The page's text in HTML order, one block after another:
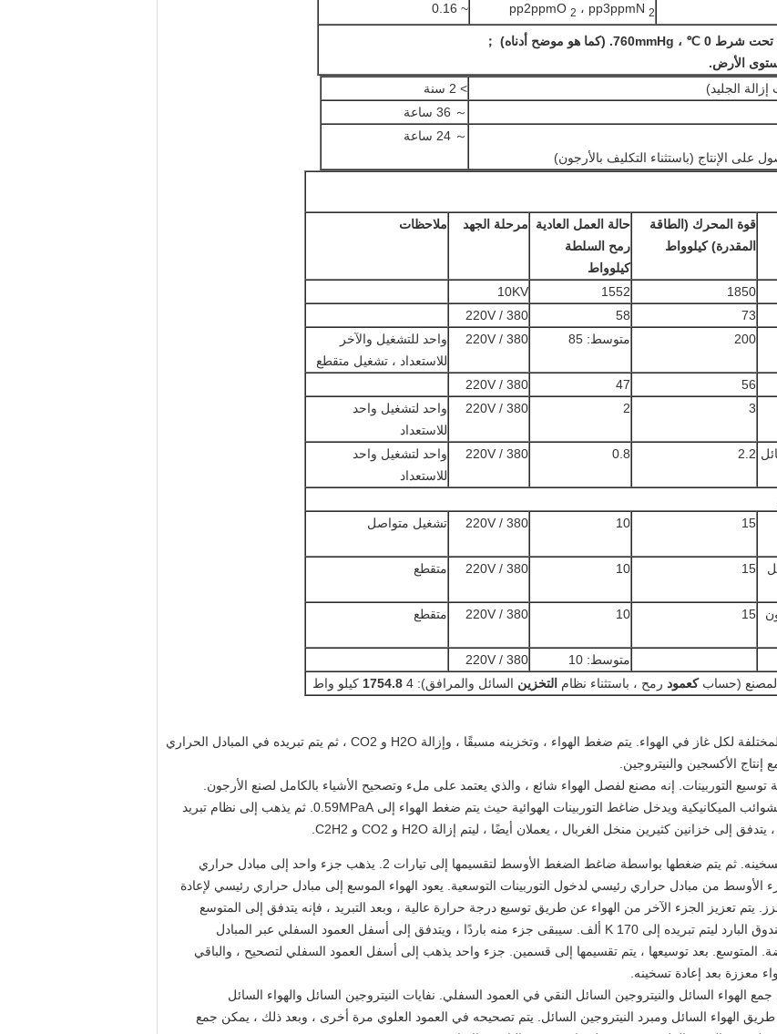
pp2ppmO 2 ، pp3ppmN 2
~ 0.16
الأرض.
> 2 سنة
～ 36 ساعة
على الإنتاج (باستثناء التكليف بالأرجون)
～ 24 ساعة
قوة المحرك (الطاقة
المقدرة) كيلوواط
حالة العمل العادية
رمح السلطة
كيلوواط
مرحلة الجهد ملاحظات
1850
1552
10KV
73
58
380 / 220V
200 متوسط: 85 380 / 220V
واحد للتشغيل والآخر
للاستعداد ، تشغيل متقطع
56
47
380 / 220V
3
2
380 / 220V
واحد لتشغيل واحد
للاستعداد
2.2
0.8
380 / 220V
واحد لتشغيل واحد
للاستعداد
15
10
380 / 220V تشغيل متواصل
15
10
380 / 220V متقطع
15
10
380 / 220V متقطع
متوسط: 10
380 / 220V
(حسابكعمود رمح ، باستثناء نظام التخزين السائل والمرافق): 4 1754.8 كيلو واط
يعتمد مبدأ تصميم هذا المصنع على نقطة الغليان المختلفة لكل غاز في الهواء. يتم ضغط الهواء ، وتخزينه مسبقًا ، وإزالة H2O و CO2 ، ثم يتم تبريده في المبادل الحراري
الأكسجين والنيتروجين.
يذهب الهواء الخام إلى فلتر الهواء لإزالة الغبار والشوائب الميكانيكية ويدخل ضاغط التوربينات الهوائية حيث يتم ضغط الهواء إلى 0.59MPaA. ثم يذهب إلى نظام تبريد
بعد التنقية ، يمتزج الهواء مع توسيع الهواء المعاد تسخينه. ثم يتم ضغطها بواسطة ضاغط الضغط الأوسط لتقسيمها إلى تيارات 2. يذهب جزء واحد إلى مبادل حراري
، ويمتص من الجزء الأوسط من مبادل حراري رئيسي لدخول التوربينات التوسعية. يعود الهواء الموسع إلى مبادل حراري رئيسي لإعادة
يتم تعزيز الجزء الآخر من الهواء عن طريق توسيع درجة حرارة عالية ، وبعد التبريد ، فإنه يتدفق إلى المتوسع
تعزيز درجة الحرارة المنخفضة. ثم يذهب إلى الصندوق البارد ليتم تبريده إلى K 170 ألف. سيبقى جزء منه باردًا ، ويتدفق إلى أسفل العمود السفلي عبر المبادل
المتوسع. بعد توسيعها ، يتم تقسيمها إلى قسمين. جزء واحد يذهب إلى أسفل العمود السفلي لتصحيح ، والباقي
معززة بعد إعادة تسخينه.
الهواء السائل والنيتروجين السائل النقي في العمود السفلي. نفايات النيتروجين السائل والهواء السائل
طريق الهواء السائل ومبرد النيتروجين السائل. يتم تصحيحه في العمود العلوي مرة أخرى ، وبعد ذلك ، يمكن جمع